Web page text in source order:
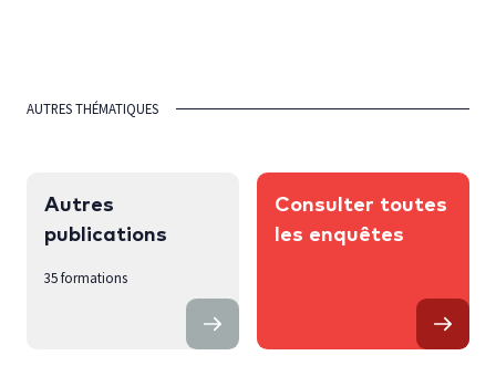
AUTRES THÉMATIQUES
Autres
publications
35 formations
Consulter toutes
les enquêtes